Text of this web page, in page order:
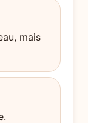
mais